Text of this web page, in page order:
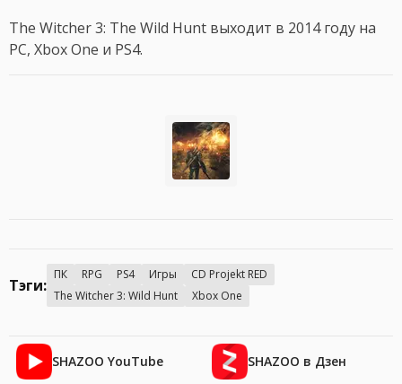
The Witcher 3: The Wild Hunt выходит в 2014 году на
PC, Xbox One и PS4.
Тэги:
ПК RPG PS4 Игры
CD Projekt RED
The Witcher 3: Wild Hunt
Xbox One
SHAZOO YouTube SHAZOO в Дзен